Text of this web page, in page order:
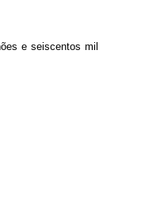
e seiscentos mil